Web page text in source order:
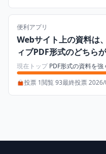
便利アプリ
Webサイト上の資料は
ィブPDF形式のどちら
現在トップ PDF形式の資料を強
投票 1閲覧 93最終投票